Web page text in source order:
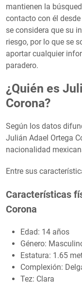
mantienen la
contacto con él
se considera que su
riesgo, por lo que se
aportar cualquier
paradero.
¿Quién es
Corona?
Según los datos
Julián Adael Ortega
nacionalidad
Entre sus
Características
Corona
Edad: 14 años
Género:
Estatura: 1.65
Complexión:
Tez: Clara